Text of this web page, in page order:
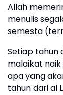
Allah
menulis
semesta
Setiap tahun
malaikat
apa yang
tahun dari al